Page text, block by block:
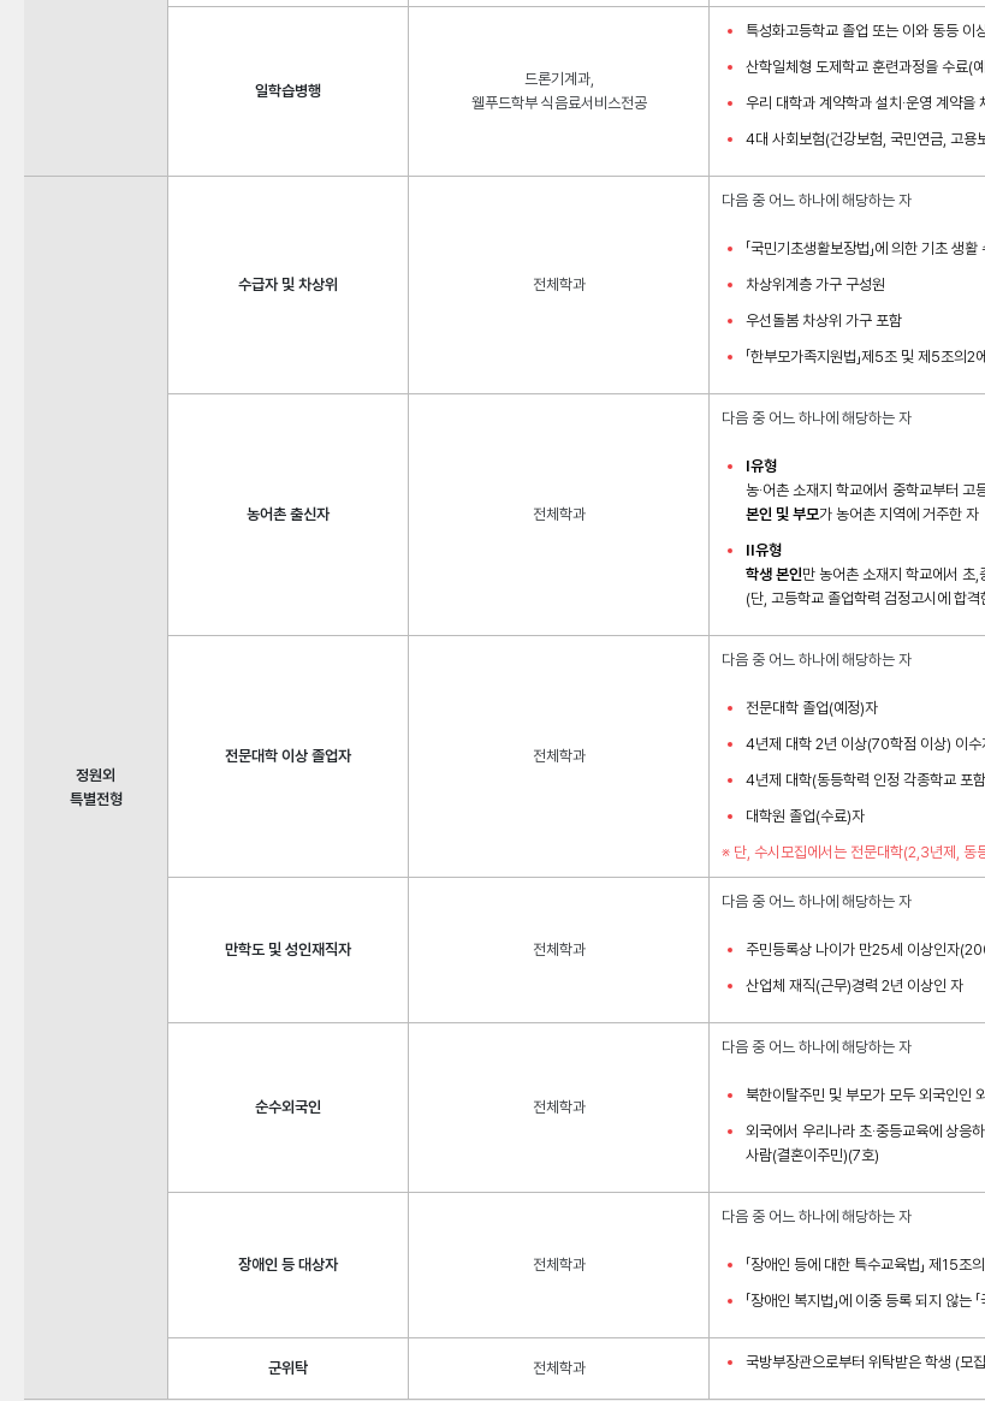
일학습병행
드론기계과,
웰푸드학부 식음료서비스전공
특성화고등학교 졸업 또는 이와 동등 이
산학일체형 도제학교 훈련과정을 수료(
우리 대학과 계약학과 설치·운영 계약을
4대 사회보험(건강보험, 국민연금, 고용
정원외
특별전형
수급자 및 차상위 전체학과
다음 중 어느 하나에 해당하는 자
「국민기초생활보장법」에 의한 기초 생
차상위계층 가구 구성원
우선돌봄 차상위 가구 포함
「한부모가족지원법」제5조 및 제5조의2
농어촌 출신자 전체학과
다음 중 어느 하나에 해당하는 자
I유형
농·어촌 소재지 학교에서 중학교부터 고
본인 및 부모가 농어촌 지역에 거주한 자
II유형
학생 본인만 농어촌 소재지 학교에서 초
(단, 고등학교 졸업학력 검정고시에 합격
전문대학 이상 졸업자 전체학과
다음 중 어느 하나에 해당하는 자
전문대학 졸업(예정)자
4년제 대학 2년 이상(70학점 이상) 이수
4년제 대학(동등학력 인정 각종학교 포
대학원 졸업(수료)자
※ 단, 수시모집에서는 전문대학(2,3년제, 동
만학도 및 성인재직자 전체학과
다음 중 어느 하나에 해당하는 자
주민등록상 나이가 만25세 이상인자
산업체 재직(근무)경력 2년 이상인 자
순수외국인 전체학과
다음 중 어느 하나에 해당하는 자
북한이탈주민 및 부모가 모두 외국인인
외국에서 우리나라 초·중등교육에 상응
사람(결혼이주민)(7호)
장애인 등 대상자 전체학과
다음 중 어느 하나에 해당하는 자
「장애인 등에 대한 특수교육법」 제15조
「장애인 복지법」에 이중 등록 되지 않
군위탁 전체학과 국방부장관으로부터 위탁받은 학생 (모